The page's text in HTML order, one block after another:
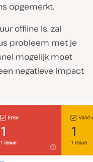
opgemerkt.
offline is, zal
probleem met je
mogelijk moet
negatieve impact